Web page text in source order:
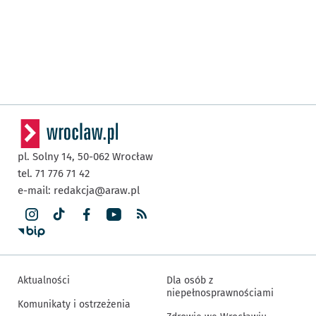
pl. Solny 14, 50-062 Wrocław
tel. 71 776 71 42
e-mail: redakcja@araw.pl
Aktualności
Komunikaty i ostrzeżenia
Dla osób z
niepełnosprawnościami